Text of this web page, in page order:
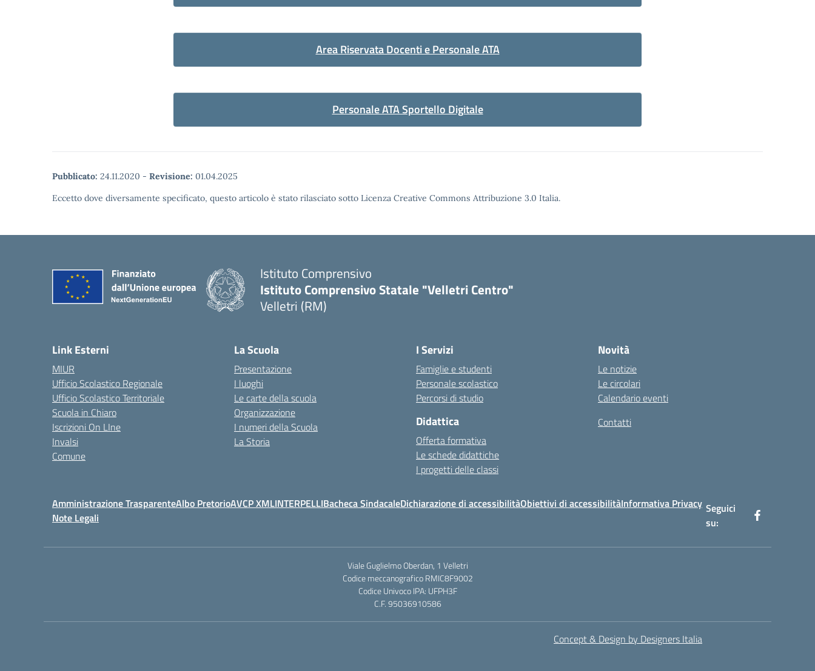
Area Riservata Docenti e Personale ATA
Personale ATA Sportello Digitale
Pubblicato: 24.11.2020 - Revisione: 01.04.2025
Eccetto dove diversamente specificato, questo articolo è stato rilasciato sotto Licenza Creative Commons Attribuzione 3.0 Italia.
Istituto Comprensivo
Istituto Comprensivo Statale "Velletri Centro"
Velletri (RM)
Link Esterni
MIUR
Ufficio Scolastico Regionale
Ufficio Scolastico Territoriale
Scuola in Chiaro
Iscrizioni On LIne
Invalsi
Comune
La Scuola
Presentazione
I luoghi
Le carte della scuola
Organizzazione
I numeri della Scuola
La Storia
I Servizi
Famiglie e studenti
Personale scolastico
Percorsi di studio
Didattica
Offerta formativa
Le schede didattiche
I progetti delle classi
Novità
Le notizie
Le circolari
Calendario eventi
Contatti
Amministrazione TrasparenteAlbo PretorioAVCP XMLINTERPELLIBacheca SindacaleDichiarazione di accessibilitàObiettivi di accessibilitàInformativa Privacy
Note Legali
Seguici
su:
Viale Guglielmo Oberdan, 1 Velletri
Codice meccanografico RMIC8F9002
Codice Univoco IPA: UFPH3F
C.F. 95036910586
Concept & Design by Designers Italia